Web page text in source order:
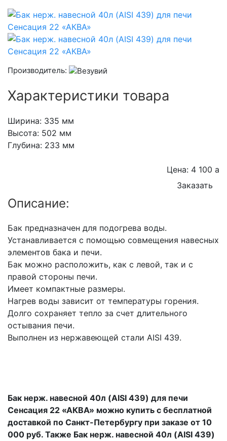
Производитель:
Характеристики товара
Ширина: 335 мм
Высота: 502 мм
Глубина: 233 мм
Цена: 4 100 a
Заказать
Описание:
Бак предназначен для подогрева воды.
Устанавливается с помощью совмещения навесных
элементов бака и печи.
Бак можно расположить, как с левой, так и с
правой стороны печи.
Имеет компактные размеры.
Нагрев воды зависит от температуры горения.
Долго сохраняет тепло за счет длительного
остывания печи.
Выполнен из нержавеющей стали AISI 439.
Бак нерж. навесной 40л (AISI 439) для печи
Сенсация 22 «АКВА» можно купить с бесплатной
доставкой по Санкт-Петербургу при заказе от 10
000 руб. Также Бак нерж. навесной 40л (AISI 439)